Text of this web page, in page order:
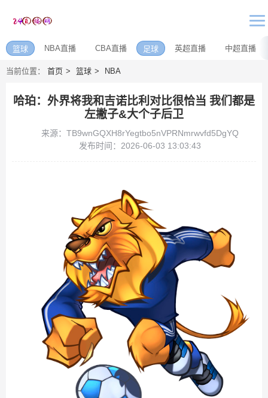
篮球 NBA直播 CBA直播 足球 英超直播 中超直播
当前位置： 首页 篮球 NBA
哈珀：外界将我和吉诺比利对比很恰当 我们都是
左撇子&大个子后卫
来源：TB9wnGQXH8rYegtbo5nVPRNmrwvfd5DgYQ
发布时间：2026-06-03 13:03:43